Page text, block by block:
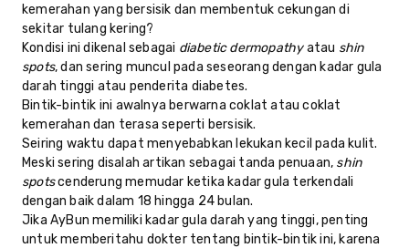
kemerahan yang bersisik dan membentuk cekungan di
sekitar tulang kering?
Kondisi ini dikenal sebagai diabetic dermopathyatau shin
spots, dan sering muncul pada seseorang dengan kadar gula
darah tinggi atau penderita diabetes.
Bintik-bintik ini awalnya berwarna coklat atau coklat
kemerahan dan terasa seperti bersisik.
Seiring waktu dapat menyebabkan lekukan kecil pada kulit.
Meski sering disalah artikan sebagai tanda penuaan, shin
spotscenderung memudar ketika kadar gula terkendali
dengan baik dalam 18 hingga 24 bulan.
Jika AyBun memiliki kadar gula darah yang tinggi, penting
untuk memberitahu dokter tentang bintik-bintik ini, karena